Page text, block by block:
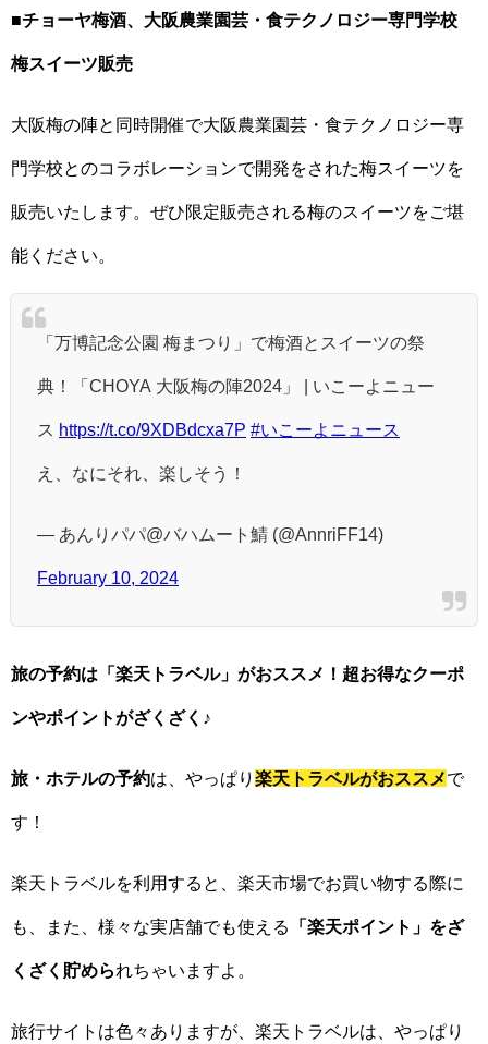
■チョーヤ梅酒、大阪農業園芸・食テクノロジー専門学校
梅スイーツ販売
大阪梅の陣と同時開催で大阪農業園芸・食テクノロジー専
門学校とのコラボレーションで開発をされた梅スイーツを
販売いたします。ぜひ限定販売される梅のスイーツをご堪
能ください。
「万博記念公園 梅まつり」で梅酒とスイーツの祭
典！「CHOYA 大阪梅の陣2024」 | いこーよニュー
ス https://t.co/9XDBdcxa7P #いこーよニュース
え、なにそれ、楽しそう！
— あんりパパ@バハムート鯖 (@AnnriFF14)
February 10, 2024
旅の予約は「楽天トラベル」がおススメ！超お得なクーポ
ンやポイントがざくざく♪
旅・ホテルの予約は、やっぱり 楽天トラベルがおススメで
す！
楽天トラベルを利用すると、楽天市場でお買い物する際に
も、また、様々な実店舗でも使える 「楽天ポイント」をざ
くざく貯められちゃいますよ。
旅行サイトは色々ありますが、楽天トラベルは、やっぱり